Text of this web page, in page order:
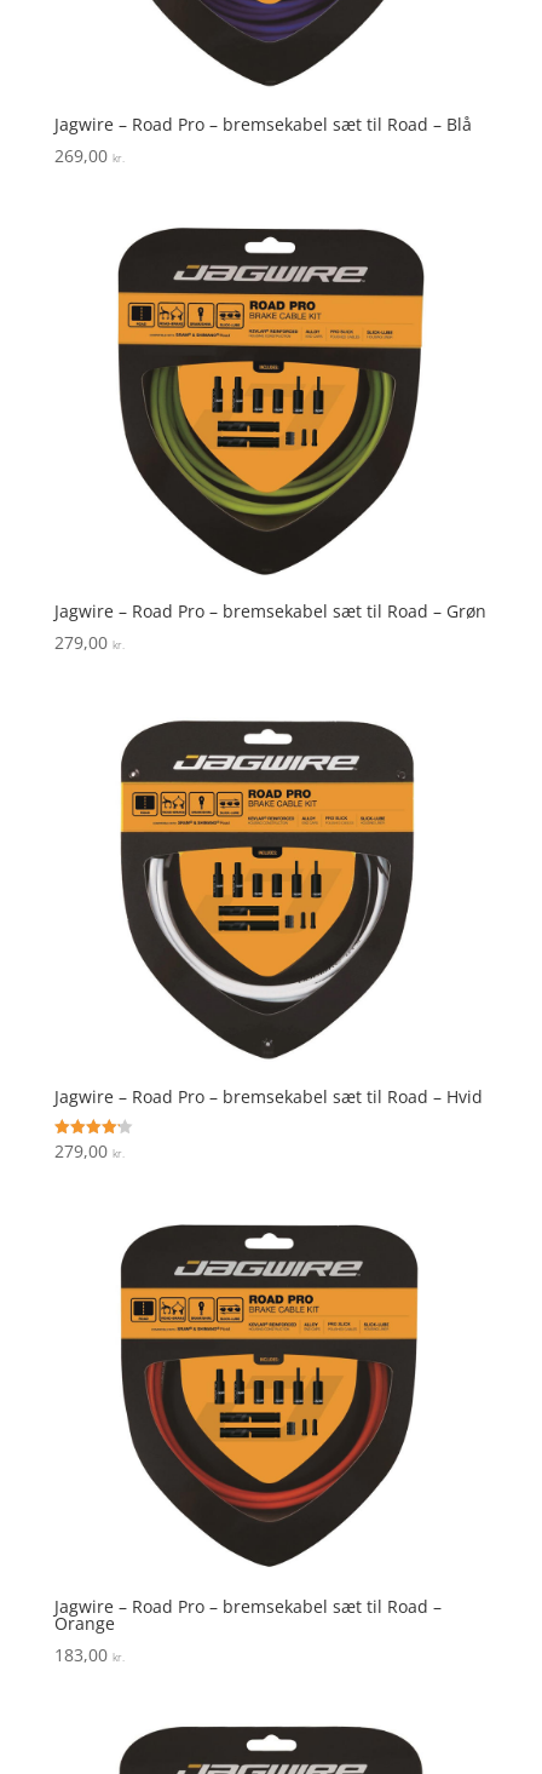
Jagwire – Road Pro – bremsekabel sæt til Road – Blå
269,00 kr.
Jagwire – Road Pro – bremsekabel sæt til Road – Grøn
279,00 kr.
Jagwire – Road Pro – bremsekabel sæt til Road – Hvid
Vurderet
4.2
279,00 kr.
Jagwire – Road Pro – bremsekabel sæt til Road –
Orange
183,00 kr.